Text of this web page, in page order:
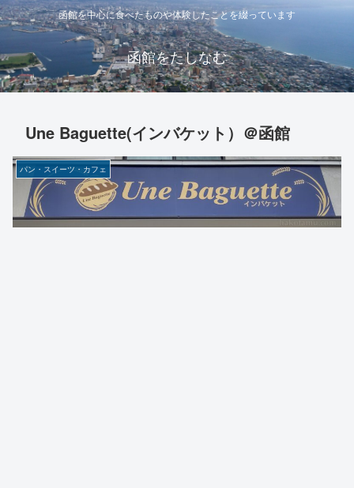
函館を中心に食べたものや体験したことを綴っています
函館をたしなむ
Une Baguette(インバケット）＠函館
パン・スイーツ・カフェ